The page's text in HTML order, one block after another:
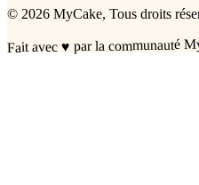
© 2026 MyCake, Tous droits
Fait avec♥ par la communauté